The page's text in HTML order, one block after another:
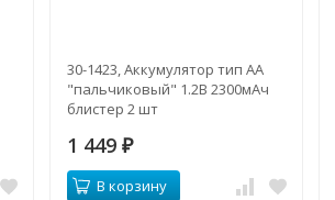
30-1423, Аккумулятор тип AA
"пальчиковый" 1.2В 2300мАч
блистер 2 шт
1 449 ₽
В корзину